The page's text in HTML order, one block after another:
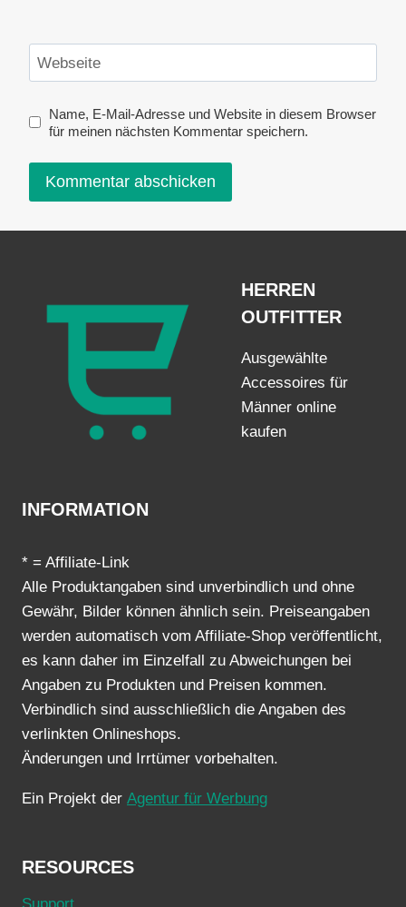
Webseite
Name, E-Mail-Adresse und Website in diesem Browser
für meinen nächsten Kommentar speichern.
HERREN
OUTFITTER
Ausgewählte
Accessoires für
Männer online
kaufen
INFORMATION
* = Affiliate-Link
Alle Produktangaben sind unverbindlich und ohne
Gewähr, Bilder können ähnlich sein. Preiseangaben
werden automatisch vom Affiliate-Shop veröffentlicht,
es kann daher im Einzelfall zu Abweichungen bei
Angaben zu Produkten und Preisen kommen.
Verbindlich sind ausschließlich die Angaben des
verlinkten Onlineshops.
Änderungen und Irrtümer vorbehalten.
Ein Projekt der Agentur für Werbung
RESOURCES